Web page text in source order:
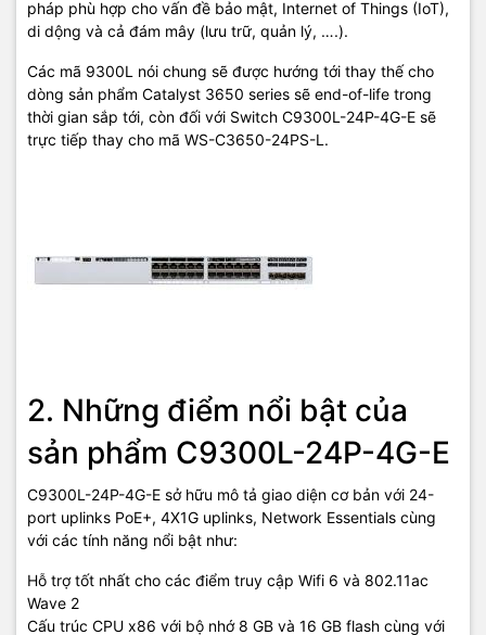
pháp phù hợp cho vấn đề bảo mật, Internet of Things (IoT),
di dộng và cả đám mây (lưu trữ, quản lý, ….).
Các mã 9300L nói chung sẽ được hướng tới thay thế cho
dòng sản phẩm Catalyst 3650 series sẽ end-of-life trong
thời gian sắp tới, còn đối với Switch C9300L-24P-4G-E sẽ
trực tiếp thay cho mã WS-C3650-24PS-L.
2. Những điểm nổi bật của
sản phẩm C9300L-24P-4G-E
C9300L-24P-4G-E sở hữu mô tả giao diện cơ bản với 24-
port uplinks PoE+, 4X1G uplinks, Network Essentials cùng
với các tính năng nổi bật như:
Hỗ trợ tốt nhất cho các điểm truy cập Wifi 6 và 802.11ac
Wave 2
Cấu trúc CPU x86 với bộ nhớ 8 GB và 16 GB flash cùng với